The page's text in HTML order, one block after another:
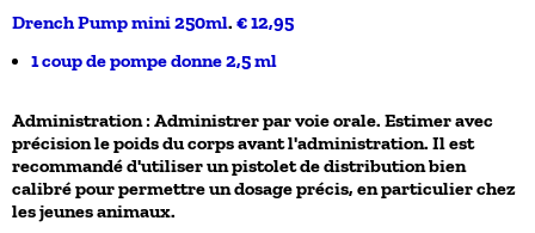
Drench Pump mini 250ml. € 12,95
1 coup de pompe donne 2,5 ml
Administration : Administrer par voie orale. Estimer avec
précision le poids du corps avant l'administration. Il est
recommandé d'utiliser un pistolet de distribution bien
calibré pour permettre un dosage précis, en particulier chez
les jeunes animaux.